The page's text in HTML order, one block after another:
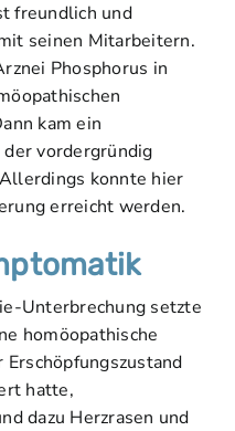
freundlich und
seinen Mitarbeitern.
Phosphorus in
kam ein
der vordergründig
konnte hier
erreicht werden.
Unterbrechung setzte
homöopathische
hatte,
dazu Herzrasen und